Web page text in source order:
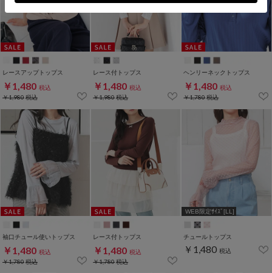
レースアップトップス
￥1,480 税込
￥1,980税込
レース付トップス
￥1,480 税込
￥1,980税込
ヘンリーネックトップス
￥1,480 税込
￥1,780税込
袖口チュール使いトップス
￥1,480 税込
￥1,780税込
レース付トップス
￥1,480 税込
￥1,780税込
WEB限定ｻｲｽﾞ[LL]
チュールトップス
￥1,480 税込